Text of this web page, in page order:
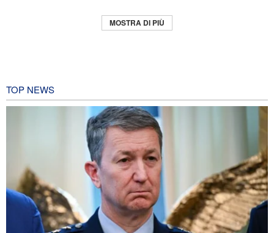
MOSTRA DI PIÙ
TOP NEWS